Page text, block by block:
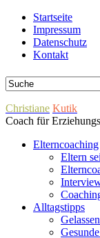
Startseite
Impressum
Datenschutz
Kontakt
Christiane Kutik
Coach für
Elterncoaching
Eltern
Alltagstipps